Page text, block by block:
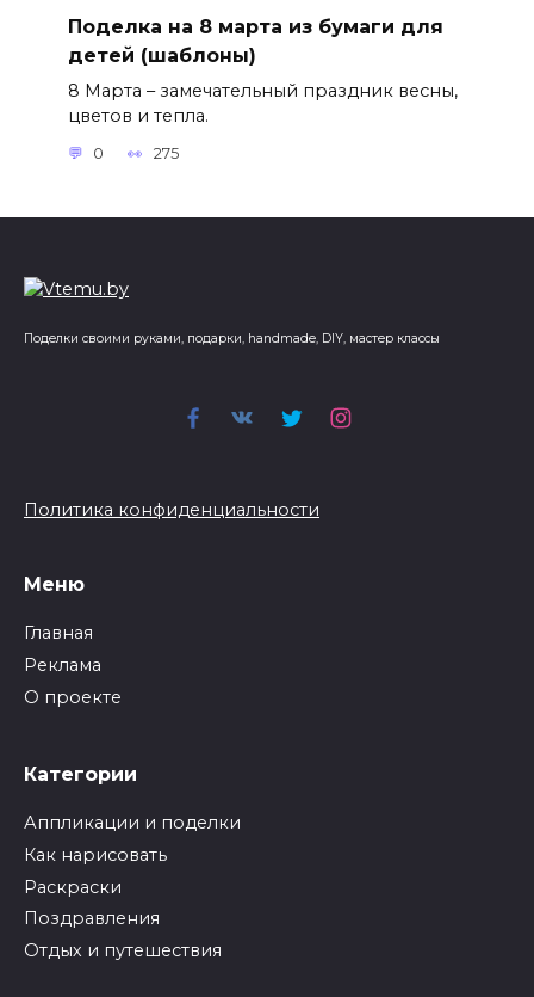
Поделка на 8 марта из бумаги для
детей (шаблоны)
8 Марта – замечательный праздник весны,
цветов и тепла.
0 275
Поделки своими руками, подарки, handmade, DIY, мастер классы
Политика конфиденциальности
Меню
Главная
Реклама
О проекте
Категории
Аппликации и поделки
Как нарисовать
Раскраски
Поздравления
Отдых и путешествия